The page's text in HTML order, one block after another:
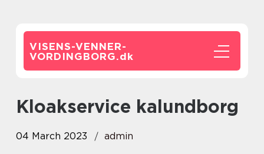
VISENS-VENNER-
VORDINGBORG.dk
kloakservice kalundborg
04 March 2023 admin